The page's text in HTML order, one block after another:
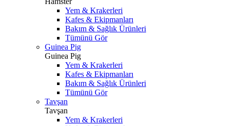
Yem & Krakerleri
Kafes & Ekipmanları
Bakım & Sağlık Ürünleri
Tümünü Gör
Guinea Pig
Guinea Pig
Yem & Krakerleri
Kafes & Ekipmanları
Bakım & Sağlık Ürünleri
Tümünü Gör
Tavşan
Tavşan
Yem & Krakerleri